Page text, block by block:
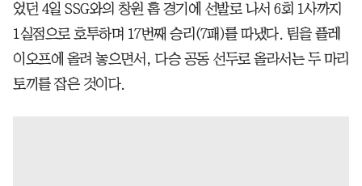
었던 4일 SSG와의 창원 홈 경기에 선발로 나서 6회 1사까지
1실점으로 호투하며 17번째 승리(7패)를 따냈다. 팀을 플레
이오프에 올려 놓으면서, 다승 공동 선두로 올라서는 두 마리
토끼를 잡은 것이다.